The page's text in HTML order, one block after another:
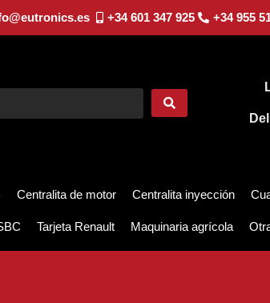
+34 601 347 925 +34 955
Centralita de motor Centralita inyección
Tarjeta Renault Maquinaria agrícola